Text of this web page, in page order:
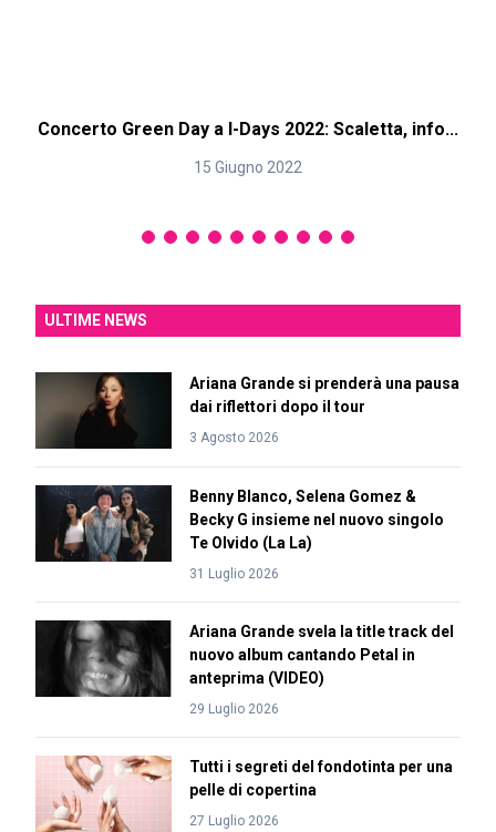
Concerto Green Day a I-Days 2022: Scaletta, info...
15 Giugno 2022
ULTIME NEWS
Ariana Grande si prenderà una pausa
dai riflettori dopo il tour
3 Agosto 2026
Benny Blanco, Selena Gomez &
Becky G insieme nel nuovo singolo
Te Olvido (La La)
31 Luglio 2026
Ariana Grande svela la title track del
nuovo album cantando Petal in
anteprima (VIDEO)
29 Luglio 2026
Tutti i segreti del fondotinta per una
pelle di copertina
27 Luglio 2026